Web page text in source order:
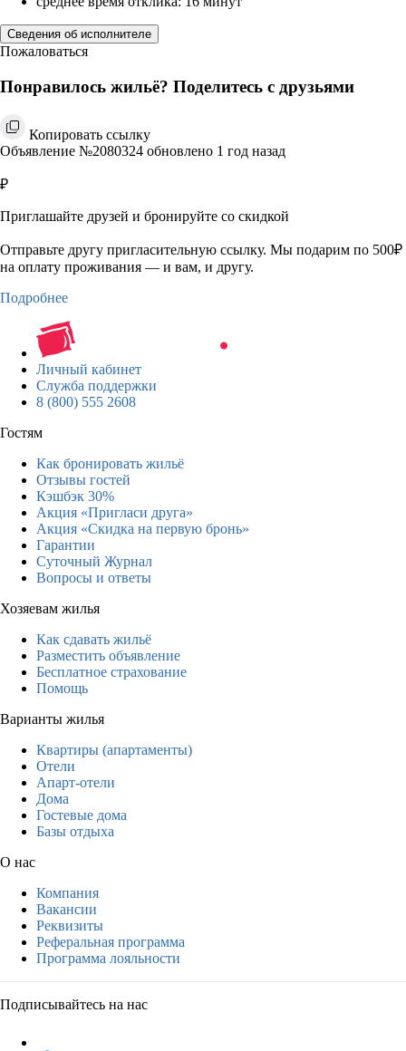
Сведения об исполнителе
Пожаловаться
Понравилось жильё? Поделитесь с друзьями
Копировать ссылку
Объявление №2080324 обновлено 1 год назад
₽
Приглашайте друзей и бронируйте со скидкой
Отправьте другу пригласительную ссылку. Мы подарим по 500₽
на оплату проживания — и вам, и другу.
Подробнее
Личный кабинет
Служба поддержки
8 (800) 555 2608
Гостям
Как бронировать жильё
Отзывы гостей
Кэшбэк 30%
Акция «Пригласи друга»
Акция «Скидка на первую бронь»
Гарантии
Суточный Журнал
Вопросы и ответы
Хозяевам жилья
Как сдавать жильё
Разместить объявление
Бесплатное страхование
Помощь
Варианты жилья
Квартиры (апартаменты)
Отели
Апарт-отели
Дома
Гостевые дома
Базы отдыха
О нас
Компания
Вакансии
Реквизиты
Реферальная программа
Программа лояльности
Подписывайтесь на нас